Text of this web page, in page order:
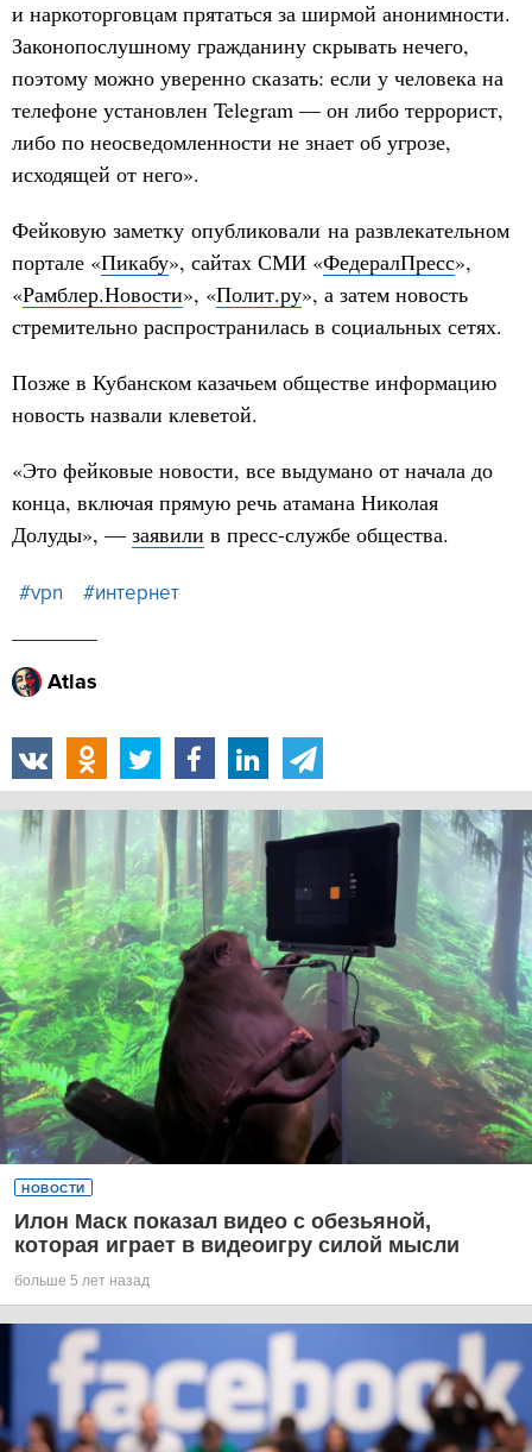
и наркоторговцам прятаться за ширмой анонимности.
Законопослушному гражданину скрывать нечего,
поэтому можно уверенно сказать: если у человека на
телефоне установлен Telegram — он либо террорист,
либо по неосведомленности не знает об угрозе,
исходящей от него».
Фейковую заметку опубликовали на развлекательном
портале «Пикабу», сайтах СМИ «ФедералПресс»,
«Рамблер.Новости», «Полит.ру», а затем новость
стремительно распространилась в социальных сетях.
Позже в Кубанском казачьем обществе информацию
новость назвали клеветой.
«Это фейковые новости, все выдумано от начала до
конца, включая прямую речь атамана Николая
Долуды», — заявили в пресс-службе общества.
#vpn #интернет
Atlas
НОВОСТИ
Илон Маск показал видео с обезьяной,
которая играет в видеоигру силой мысли
больше 5 лет назад